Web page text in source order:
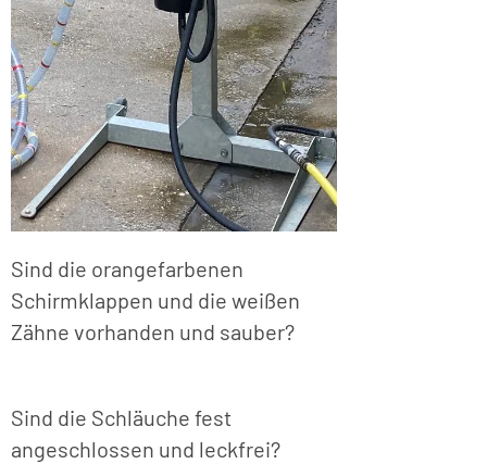
Sind die orangefarbenen
Schirmklappen und die weißen
Zähne vorhanden und sauber?
Sind die Schläuche fest
angeschlossen und leckfrei?